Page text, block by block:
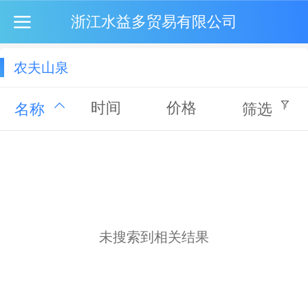
浙江水益多贸易有限公司
农夫山泉
名称 时间 价格 筛选
未搜索到相关结果